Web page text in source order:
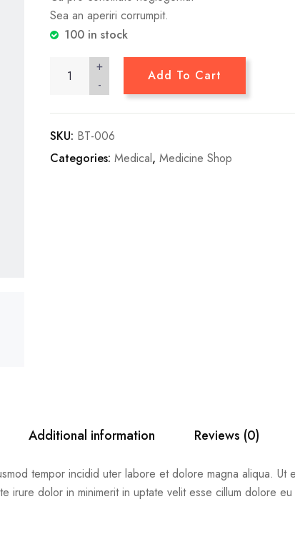
Sea an aperiri corrumpit.
100 in stock
-
+
Add To Cart
SKU: BT-006
Categories: Medical, Medicine Shop
Additional information Reviews (0)
tempor incidid uter labore et dolore magna aliqua. Ut
irure dolor in minimerit in uptate velit esse cillum dolore eu